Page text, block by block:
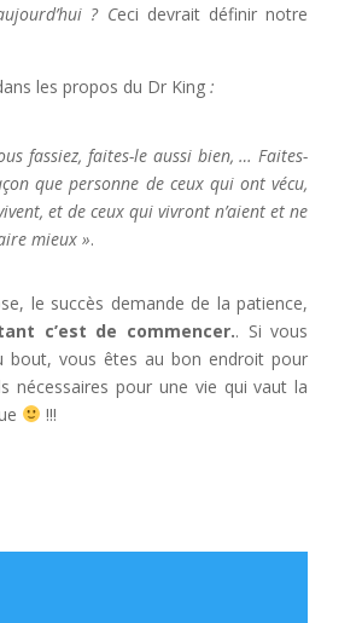
? Ceci devrait définir notre
les propos du Dr King :
fassiez, faites-le aussi bien, … Faites-
que personne de ceux qui ont vécu,
et de ceux qui vivront n’aient et ne
mieux ».
le succès demande de la patience,
c’est de commencer.. Si vous
bout, vous êtes au bon endroit pour
nécessaires pour une vie qui vaut la
!!!